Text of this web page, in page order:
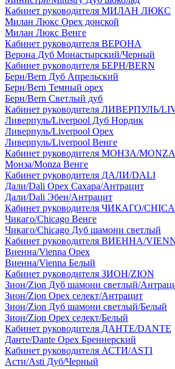
Кабинет руководителя МИЛАН ЛЮКС
Милан Люкс Орех донской
Милан Люкс Венге
Кабинет руководителя ВЕРОНА
Верона Дуб Монастырский/Черный
Кабинет руководителя БЕРН/BERN
Берн/Bern Дуб Апрельский
Берн/Bern Темный орех
Берн/Bern Светлый дуб
Кабинет руководителя ЛИВЕРПУЛЬ/
Ливерпуль/Liverpool Дуб Нордик
Ливерпуль/Liverpool Орех
Ливерпуль/Liverpool Венге
Кабинет руководителя МОНЗА/MONZA
Монза/Monza Венге
Кабинет руководителя ДАЛИ/DALI
Дали/Dali Орех Cахара/Антрацит
Дали/Dali Эбен/Антрацит
Кабинет руководителя ЧИКАГО/
Чикаго/Chicago Венге
Чикаго/Chicago Дуб шамони светлый
Кабинет руководителя ВИЕННА/
Виенна/Vienna Орех
Виенна/Vienna Белый
Кабинет руководителя ЗИОН/ZION
Зион/Zion Дуб шамони светлый/
Зион/Zion Орех селект/Антрацит
Зион/Zion Дуб шамони светлый/Белый
Зион/Zion Орех селект/Белый
Кабинет руководителя ДАНТЕ/DANTE
Данте/Dante Орех Бреннерский
Кабинет руководителя АСТИ/ASTI
Асти/Asti Дуб/Черный